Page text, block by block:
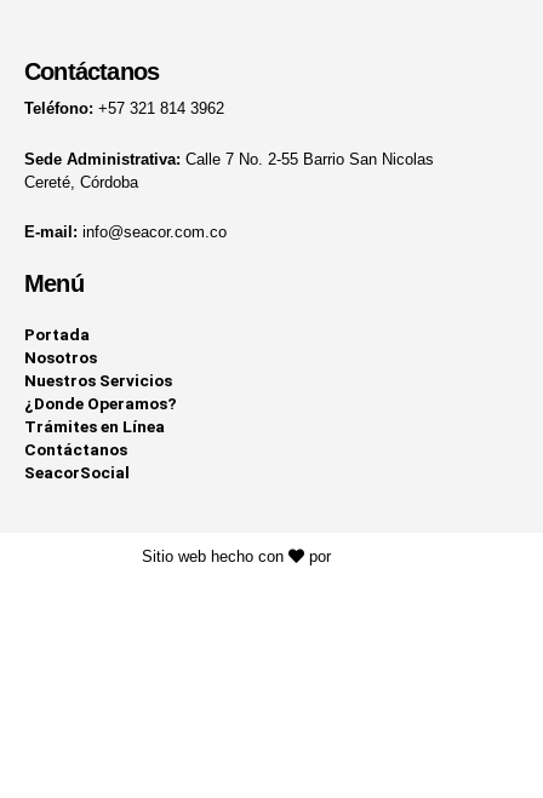
Contáctanos
Teléfono: +57 321 814 3962
Sede Administrativa: Calle 7 No. 2-55 Barrio San Nicolas
Cereté, Córdoba
E-mail: info@seacor.com.co
Menú
Portada
Nosotros
Nuestros Servicios
¿Donde Operamos?
Trámites en Línea
Contáctanos
SeacorSocial
Sitio web hecho con por